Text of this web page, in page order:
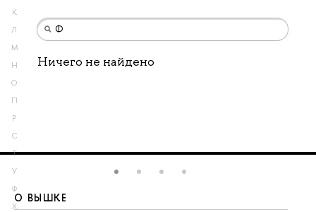
К
Л
М
Н
О
П
Р
С
Т
У
Ф
Х
Ничего не найдено
О ВЫШКЕ